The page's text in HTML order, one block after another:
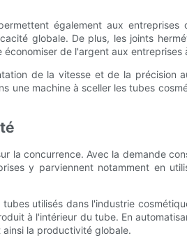
également aux entreprises
globale. De plus, les joints
de l'argent aux entreprises
de la vitesse et de la précision
une machine à sceller les tubes
la concurrence. Avec la demande
y parviennent notamment en
utilisés dans l'industrie
à l'intérieur du tube. En
la productivité globale.